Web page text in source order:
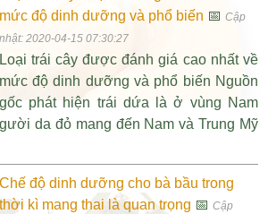
mức độ dinh dưỡng và phổ biến 📅 Cập
nhật: 2020-04-15 07:30:27
Loại trái cây được đánh giá cao nhất về
mức độ dinh dưỡng và phổ biến Nguồn
gốc phát hiện trái dứa là ở vùng Nam
da đỏ mang đến Nam và Trung Mỹ
Chế độ dinh dưỡng cho bà bầu trong
thời kì mang thai là quan trọng 📅 Cập